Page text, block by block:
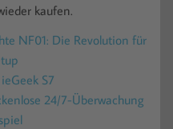
kaufen.
NF01: Die Revolution für
S7
24/7-Überwachung